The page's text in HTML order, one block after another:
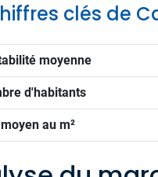
clés de
moyenne
d'habitants
au m²